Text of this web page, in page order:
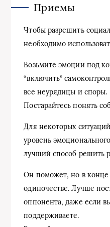
Приемы
Чтобы разрешить
необходимо
Возьмите эмоции под
“включить”
все неурядицы и споры.
Постарайтесь понять
Для некоторых
уровень
лучший способ решить
Он поможет, но в конце
одиночестве. Лучше
оппонента, даже если
поддерживаете.